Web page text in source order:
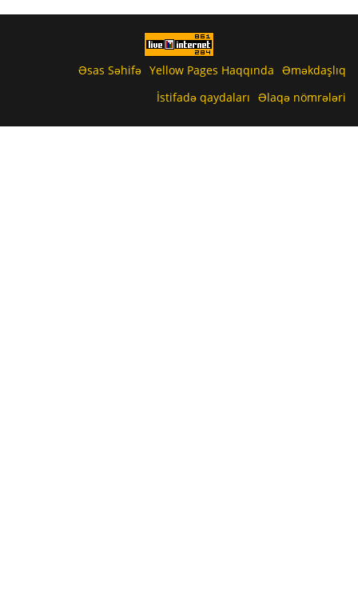
Əsas Səhifə Yellow Pages Haqqında Əməkdaşlıq
İstifadə qaydaları Əlaqə nömrələri